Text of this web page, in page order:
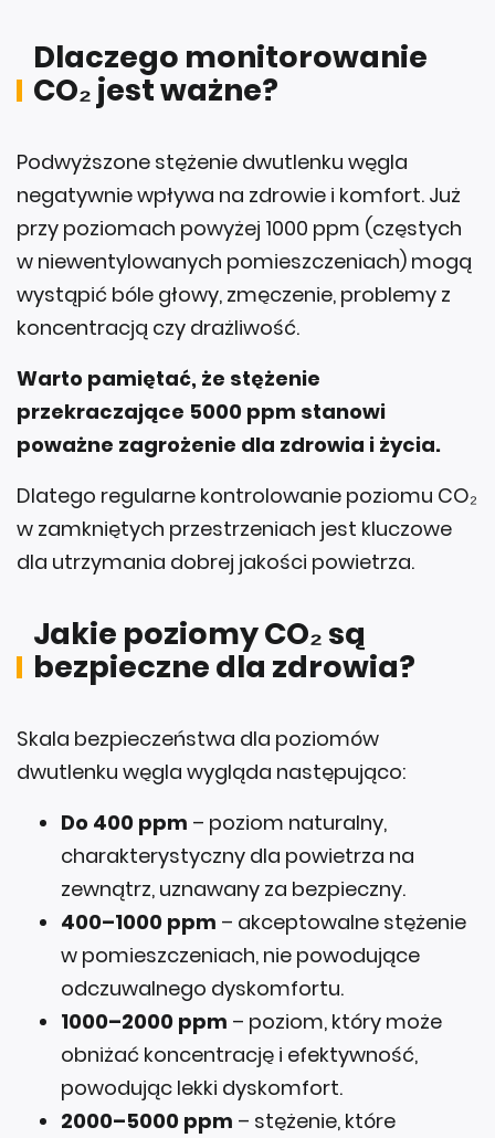
Dlaczego monitorowanie
CO₂ jest ważne?
Podwyższone stężenie dwutlenku węgla
negatywnie wpływa na zdrowie i komfort. Już
przy poziomach powyżej 1000 ppm (częstych
w niewentylowanych pomieszczeniach) mogą
wystąpić bóle głowy, zmęczenie, problemy z
koncentracją czy drażliwość.
Warto pamiętać, że stężenie
przekraczające 5000 ppm stanowi
poważne zagrożenie dla zdrowia i życia.
Dlatego regularne kontrolowanie poziomu CO₂
w zamkniętych przestrzeniach jest kluczowe
dla utrzymania dobrej jakości powietrza.
Jakie poziomy CO₂ są
bezpieczne dla zdrowia?
Skala bezpieczeństwa dla poziomów
dwutlenku węgla wygląda następująco:
Do 400 ppm – poziom naturalny,
charakterystyczny dla powietrza na
zewnątrz, uznawany za bezpieczny.
400–1000 ppm – akceptowalne stężenie
w pomieszczeniach, nie powodujące
odczuwalnego dyskomfortu.
1000–2000 ppm – poziom, który może
obniżać koncentrację i efektywność,
powodując lekki dyskomfort.
2000–5000 ppm – stężenie, które